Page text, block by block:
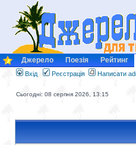
Джерело Поезія Рейтинг
Вхід Реєстрація Написати
Сьогодні: 08 серпня 2026, 13:15